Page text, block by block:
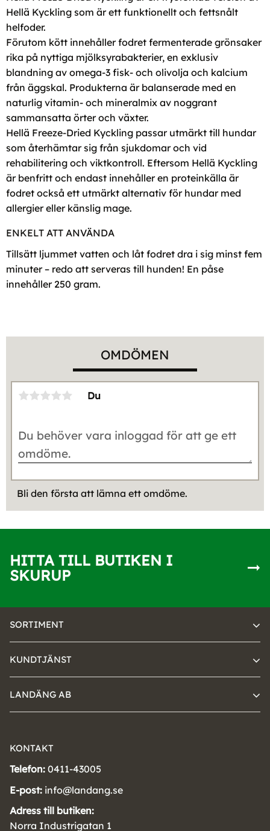
Hellä Kyckling som är ett funktionellt och fettsnålt
helfoder.
Förutom kött innehåller fodret fermenterade grönsaker
rika på nyttiga mjölksyrabakterier, en exklusiv
blandning av omega-3 fisk- och olivolja och kalcium
från äggskal. Produkterna är balanserade med en
naturlig vitamin- och mineralmix av noggrant
sammansatta örter och växter.
Hellä Freeze-Dried Kyckling passar utmärkt till hundar
som återhämtar sig från sjukdomar och vid
rehabilitering och viktkontroll. Eftersom Hellä Kyckling
är benfritt och endast innehåller en proteinkälla är
fodret också ett utmärkt alternativ för hundar med
allergier eller känslig mage.
ENKELT ATT ANVÄNDA
Tillsätt ljummet vatten och låt fodret dra i sig minst fem
minuter – redo att serveras till hunden! En påse
innehåller 250 gram.
OMDÖMEN
Du
Bli den första att lämna ett omdöme.
HITTA TILL BUTIKEN I
SKURUP
SORTIMENT
KUNDTJÄNST
LANDÄNG AB
KONTAKT
Telefon: 0411-43005
E-post: info@landang.se
Adress till butiken:
Norra Industrigatan 1